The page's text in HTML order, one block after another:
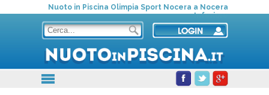
Nuoto in Piscina Olimpia Sport Nocera a Nocera
Inferiore